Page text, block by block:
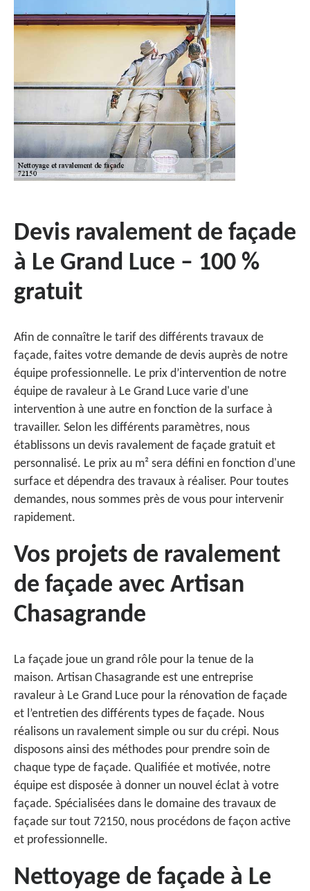
Devis ravalement de façade
à Le Grand Luce – 100 %
gratuit
Afin de connaître le tarif des différents travaux de
façade, faites votre demande de devis auprès de notre
équipe professionnelle. Le prix d’intervention de notre
équipe de ravaleur à Le Grand Luce varie d'une
intervention à une autre en fonction de la surface à
travailler. Selon les différents paramètres, nous
établissons un devis ravalement de façade gratuit et
personnalisé. Le prix au m² sera défini en fonction d'une
surface et dépendra des travaux à réaliser. Pour toutes
demandes, nous sommes près de vous pour intervenir
rapidement.
Vos projets de ravalement
de façade avec Artisan
Chasagrande
La façade joue un grand rôle pour la tenue de la
maison. Artisan Chasagrande est une entreprise
ravaleur à Le Grand Luce pour la rénovation de façade
et l’entretien des différents types de façade. Nous
réalisons un ravalement simple ou sur du crépi. Nous
disposons ainsi des méthodes pour prendre soin de
chaque type de façade. Qualifiée et motivée, notre
équipe est disposée à donner un nouvel éclat à votre
façade. Spécialisées dans le domaine des travaux de
façade sur tout 72150, nous procédons de façon active
et professionnelle.
Nettoyage de façade à Le